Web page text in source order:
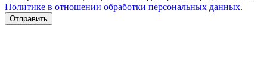
Политике в отношении обработки персональных данных.